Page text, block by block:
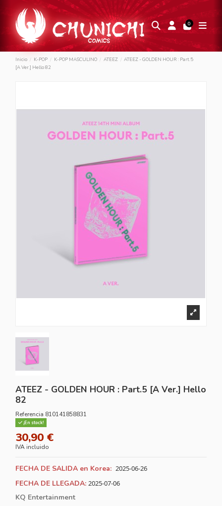
0
Inicio K-POP K-POP MASCULINO ATEEZ
ATEEZ - GOLDEN HOUR : Part.5
[A Ver.] Hello 82
ATEEZ - GOLDEN HOUR : Part.5 [A Ver.] Hello
82
Referencia 810141858831
¡En stock!
30,90 €
IVA incluido
FECHA DE SALIDA en Korea: 2025-06-26
FECHA DE LLEGADA: 2025-07-06
KQ Entertainment